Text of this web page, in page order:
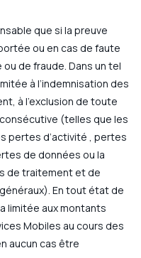
que si la preuve
ou en cas de faute
de fraude. Dans un tel
à l’indemnisation des
à l’exclusion de toute
(telles que les
pertes d’activité , pertes
de données ou la
de traitement et de
En tout état de
limitée aux montants
Mobiles au cours des
aucun cas être